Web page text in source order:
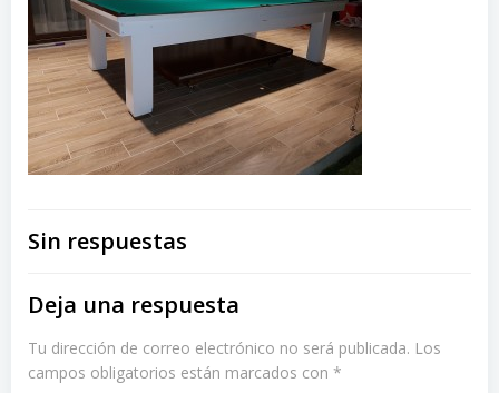
Sin respuestas
Deja una respuesta
Tu dirección de correo electrónico no será publicada. Los
campos obligatorios están marcados con *